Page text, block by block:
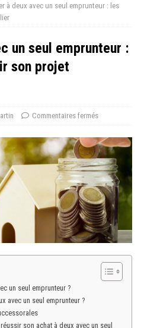
à deux avec un seul emprunteur : les
un seul emprunteur :
son projet
Commentaires fermés
un seul emprunteur ?
avec un seul emprunteur ?
son achat à deux avec un seul